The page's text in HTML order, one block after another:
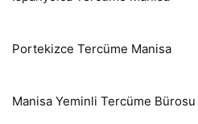
Portekizce Tercüme Manisa
Manisa Yeminli Tercüme Bürosu